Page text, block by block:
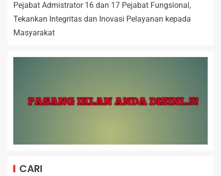
Pejabat Admistrator 16 dan 17 Pejabat Fungsional,
Tekankan Integritas dan Inovasi Pelayanan kepada
Masyarakat
CARI